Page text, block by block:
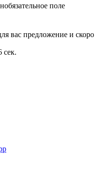
обязательное поле
вас предложение и скоро
сек.